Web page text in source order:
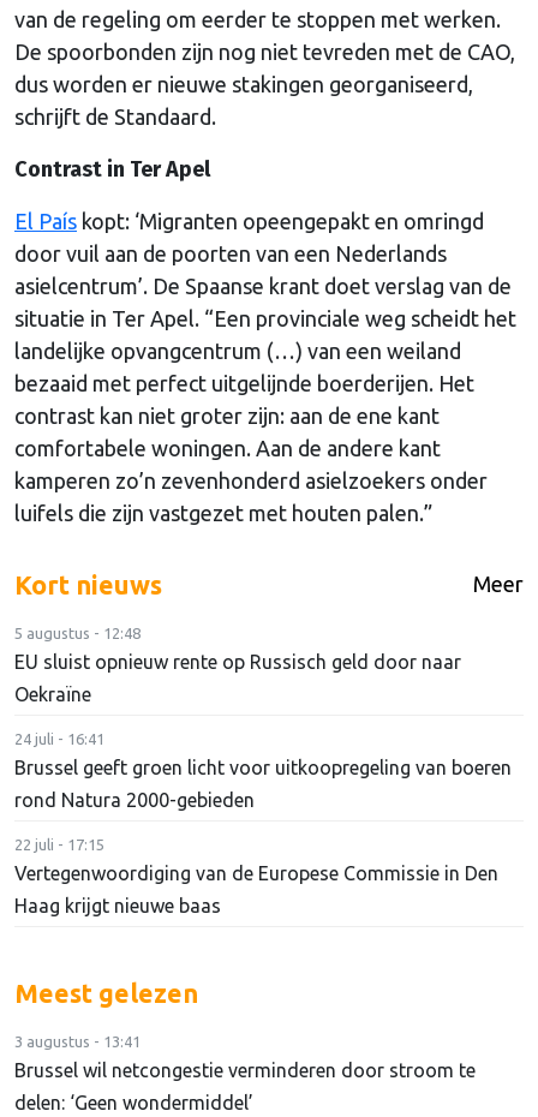
van de regeling om eerder te stoppen met werken.
De spoorbonden zijn nog niet tevreden met de CAO,
dus worden er nieuwe stakingen georganiseerd,
schrijft de Standaard.
Contrast in Ter Apel
El País kopt: ‘Migranten opeengepakt en omringd
door vuil aan de poorten van een Nederlands
asielcentrum’. De Spaanse krant doet verslag van de
situatie in Ter Apel. “Een provinciale weg scheidt het
landelijke opvangcentrum (…) van een weiland
bezaaid met perfect uitgelijnde boerderijen. Het
contrast kan niet groter zijn: aan de ene kant
comfortabele woningen. Aan de andere kant
kamperen zo’n zevenhonderd asielzoekers onder
luifels die zijn vastgezet met houten palen.”
Kort nieuws Meer
5 augustus - 12:48
EU sluist opnieuw rente op Russisch geld door naar
Oekraïne
24 juli - 16:41
Brussel geeft groen licht voor uitkoopregeling van boeren
rond Natura 2000-gebieden
22 juli - 17:15
Vertegenwoordiging van de Europese Commissie in Den
Haag krijgt nieuwe baas
Meest gelezen
3 augustus - 13:41
Brussel wil netcongestie verminderen door stroom te
delen: ‘Geen wondermiddel’